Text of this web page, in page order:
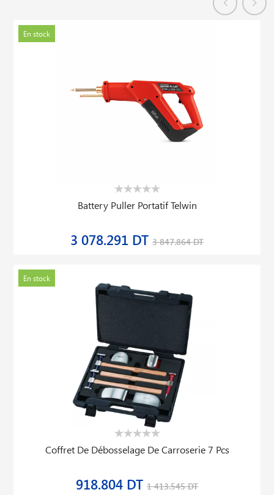
En stock
Battery Puller Portatif Telwin
3 078.291 DT 3 847.864 DT
En stock
Coffret De Débosselage De Carroserie 7 Pcs
918.804 DT 1 413.545 DT